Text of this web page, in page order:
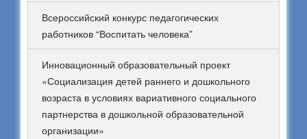
Всероссийский конкурс педагогических
работников “Воспитать человека”
Инновационный образовательный проект
«Социализация детей раннего и дошкольного
возраста в условиях вариативного социального
партнерства в дошкольной образовательной
организации»